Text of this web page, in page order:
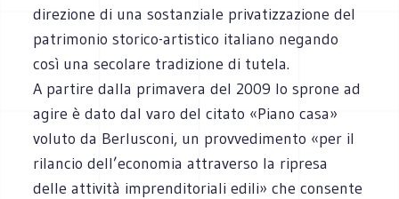
direzione di una sostanziale privatizzazione del
patrimonio storico-artistico italiano negando
così una secolare tradizione di tutela.
A partire dalla primavera del 2009 lo sprone ad
agire è dato dal varo del citato «Piano casa»
voluto da Berlusconi, un provvedimento «per il
rilancio dell’economia attraverso la ripresa
delle attività imprenditoriali edili» che consente